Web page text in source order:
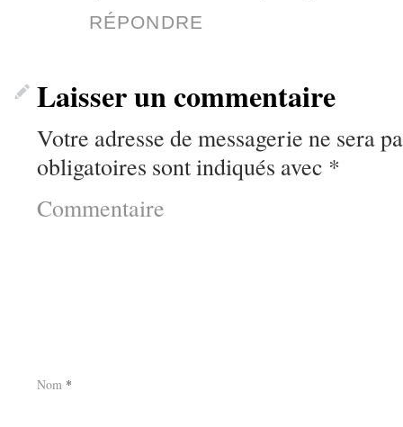
RÉPONDRE
Laisser un commentaire
Votre adresse de messagerie ne sera
obligatoires sont indiqués avec *
Commentaire
Nom *